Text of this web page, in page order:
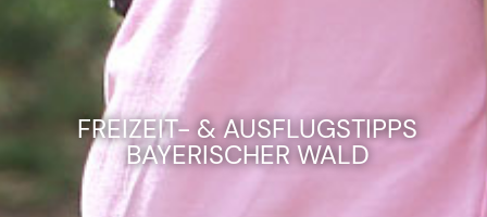
FREIZEIT- & AUSFLUGSTIPPS
BAYERISCHER WALD